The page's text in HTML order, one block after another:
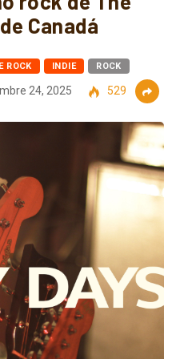
Canadá
ROCK INDIE ROCK
24, 2025 529